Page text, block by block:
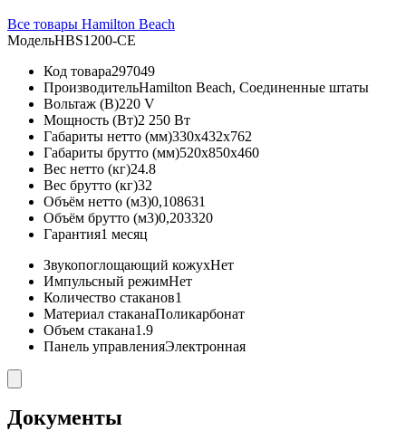
Все товары Hamilton Beach
МодельHBS1200-CE
Код товара297049
ПроизводительHamilton Beach, Соединенные штаты
Вольтаж (В)220 V
Мощность (Вт)2 250 Вт
Габариты нетто (мм)330x432x762
Габариты брутто (мм)520x850x460
Вес нетто (кг)24.8
Вес брутто (кг)32
Объём нетто (м3)0,108631
Объём брутто (м3)0,203320
Гарантия1 месяц
Звукопоглощающий кожухНет
Импульсный режимНет
Количество стаканов1
Материал стаканаПоликарбонат
Объем стакана1.9
Панель управленияЭлектронная
Документы